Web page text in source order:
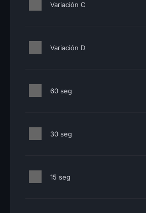
Variación C
Variación D
60 seg
30 seg
15 seg